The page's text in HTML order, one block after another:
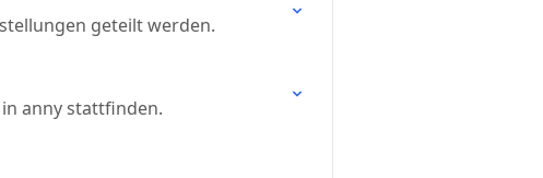
geteilt werden.
anny stattfinden.